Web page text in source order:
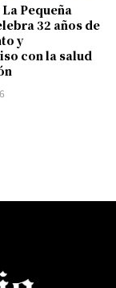
Pequeña
32 años de
y
con la salud